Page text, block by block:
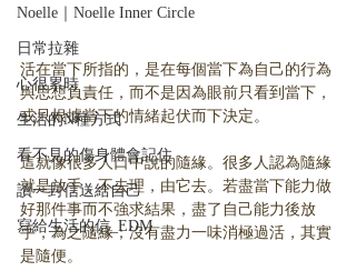
Noelle｜Noelle Inner Circle
日常拉雜
心很累時
生活的N種方式
看不見的傷身體會記住
讀一封信送給自己
寫給生活的信_EDM
活在當下所指的，是在每個當下為自己的行為
與思想負責任，而不是因為眼前只看到當下，
或只根據當下的情緒起伏而下決定。
這就像很多人口中說的隨緣。很多人認為隨緣
就是放手，不去理，由它去。若盡當下能力做
好那件事而不強求結果，盡了自己能力後放
手，為之隨緣；沒有盡力一味消極過活，其實
是隨便。